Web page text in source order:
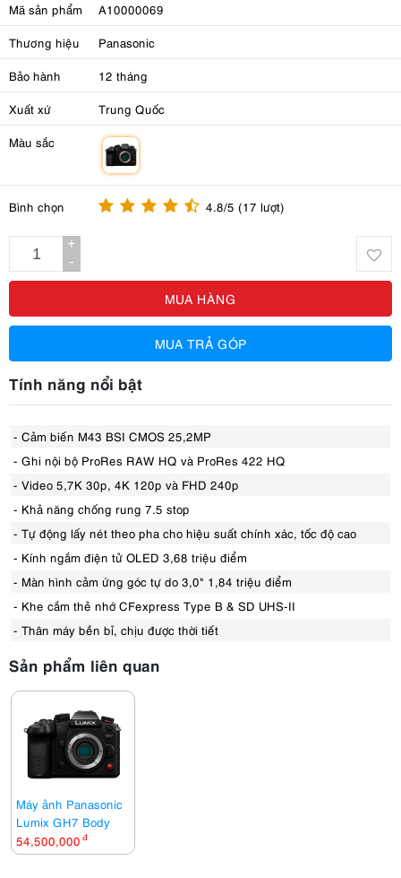
Mã sản phẩm A10000069
Thương hiệu Panasonic
Bảo hành 12 tháng
Xuất xứ Trung Quốc
Màu sắc
Bình chọn 4.8/5 (17 lượt)
+
-
MUA HÀNG
MUA TRẢ GÓP
Tính năng nổi bật
- Cảm biến M43 BSI CMOS 25,2MP
- Ghi nội bộ ProRes RAW HQ và ProRes 422 HQ
- Video 5,7K 30p, 4K 120p và FHD 240p
- Khả năng chống rung 7.5 stop
- Tự động lấy nét theo pha cho hiệu suất chính xác, tốc độ cao
- Kính ngắm điện tử OLED 3,68 triệu điểm
- Màn hình cảm ứng góc tự do 3,0" 1,84 triệu điểm
- Khe cắm thẻ nhớ CFexpress Type B & SD UHS-II
- Thân máy bền bỉ, chịu được thời tiết
Sản phẩm liên quan
Máy ảnh Panasonic
Lumix GH7 Body
54,500,000 đ